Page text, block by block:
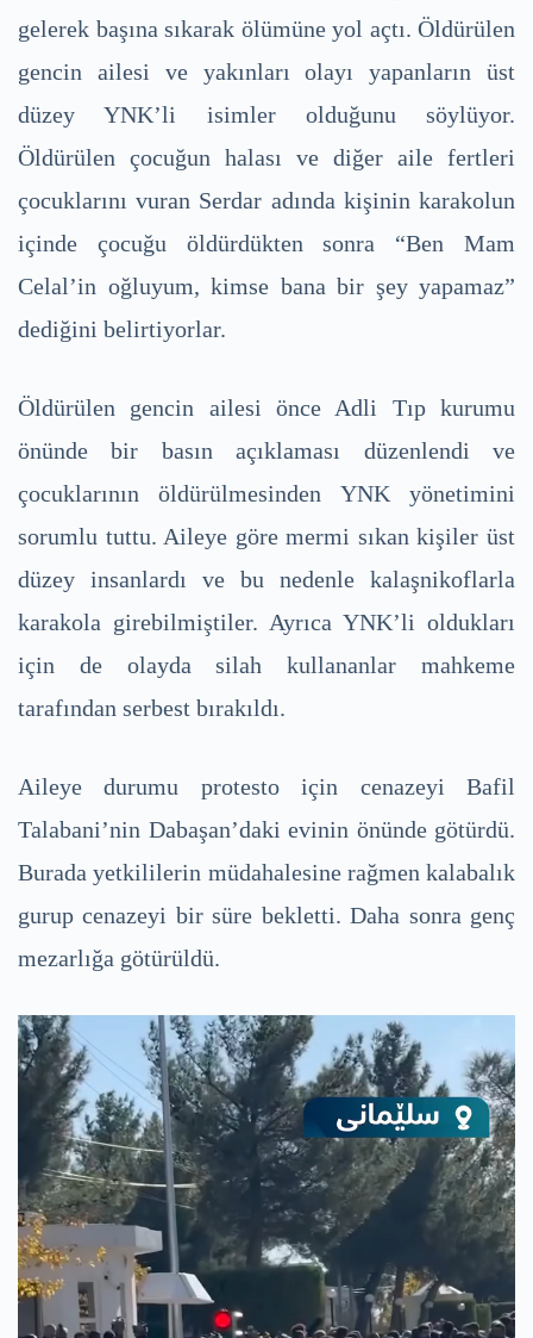
gelerek başına sıkarak ölümüne yol açtı. Öldürülen
gencin ailesi ve yakınları olayı yapanların üst
düzey YNK’li isimler olduğunu söylüyor.
Öldürülen çocuğun halası ve diğer aile fertleri
çocuklarını vuran Serdar adında kişinin karakolun
içinde çocuğu öldürdükten sonra “Ben Mam
Celal’in oğluyum, kimse bana bir şey yapamaz”
dediğini belirtiyorlar.
Öldürülen gencin ailesi önce Adli Tıp kurumu
önünde bir basın açıklaması düzenlendi ve
çocuklarının öldürülmesinden YNK yönetimini
sorumlu tuttu. Aileye göre mermi sıkan kişiler üst
düzey insanlardı ve bu nedenle kalaşnikoflarla
karakola girebilmiştiler. Ayrıca YNK’li oldukları
için de olayda silah kullananlar mahkeme
tarafından serbest bırakıldı.
Aileye durumu protesto için cenazeyi Bafil
Talabani’nin Dabaşan’daki evinin önünde götürdü.
Burada yetkililerin müdahalesine rağmen kalabalık
gurup cenazeyi bir süre bekletti. Daha sonra genç
mezarlığa götürüldü.
Video
Player